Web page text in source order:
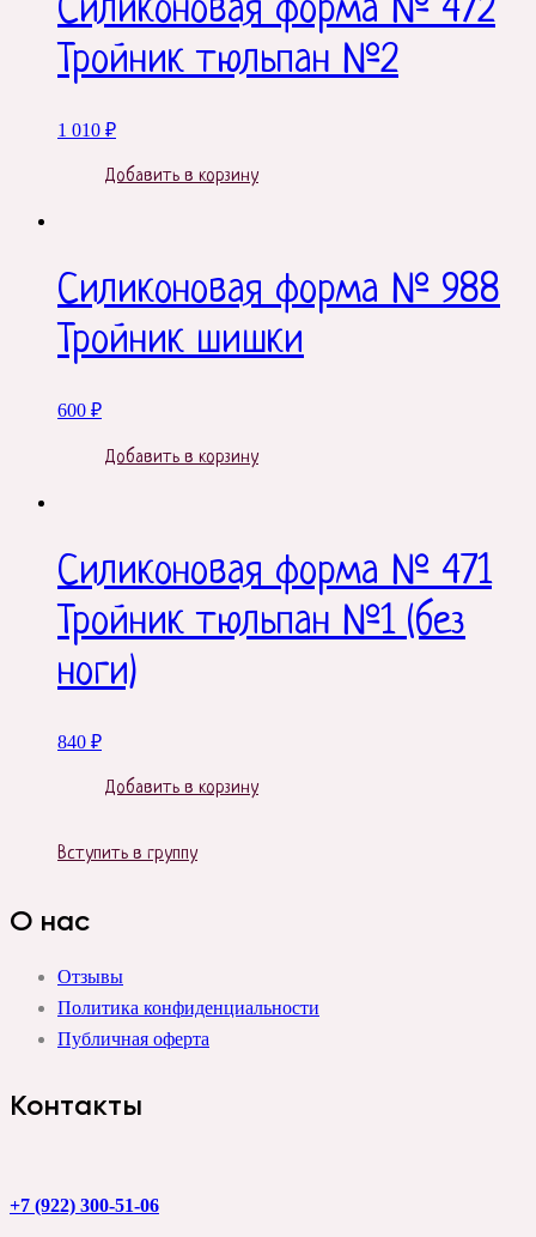
Силиконовая форма № 472
Тройник тюльпан №2
1 010 ₽
Добавить в корзину
Силиконовая форма № 988
Тройник шишки
600 ₽
Добавить в корзину
Силиконовая форма № 471
Тройник тюльпан №1 (без
ноги)
840 ₽
Добавить в корзину
Вступить в группу
О нас
Отзывы
Политика конфиденциальности
Публичная оферта
Контакты
+7 (922) 300-51-06